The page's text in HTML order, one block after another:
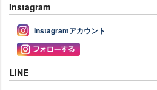
Instagram
Instagramアカウント
LINE